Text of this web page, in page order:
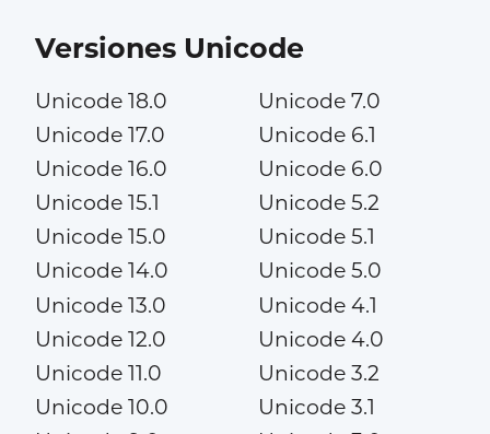
Versiones Unicode
Unicode 18.0
Unicode 17.0
Unicode 16.0
Unicode 15.1
Unicode 15.0
Unicode 14.0
Unicode 13.0
Unicode 12.0
Unicode 11.0
Unicode 10.0
Unicode 7.0
Unicode 6.1
Unicode 6.0
Unicode 5.2
Unicode 5.1
Unicode 5.0
Unicode 4.1
Unicode 4.0
Unicode 3.2
Unicode 3.1